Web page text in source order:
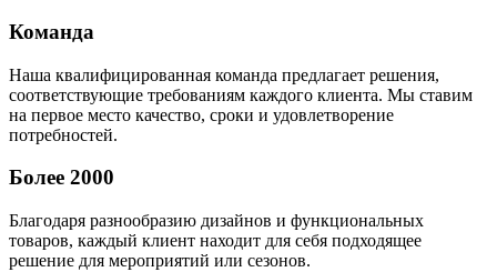
Команда
Наша квалифицированная команда предлагает решения,
соответствующие требованиям каждого клиента. Мы ставим
на первое место качество, сроки и удовлетворение
потребностей.
Более 2000
Благодаря разнообразию дизайнов и функциональных
товаров, каждый клиент находит для себя подходящее
решение для мероприятий или сезонов.